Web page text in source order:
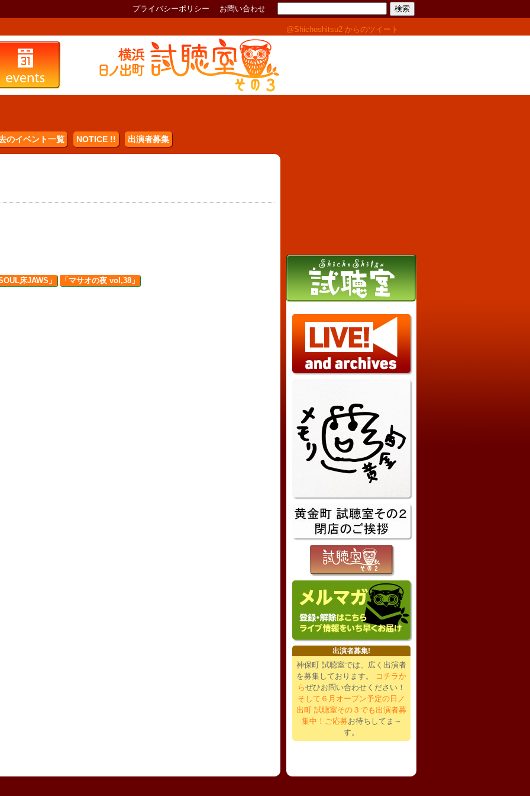
のイベント一覧 NOTICE !! 出演者募集
床JAWS」 「マサオの夜 vol,38」
出演者募集!
神保町 試聴室では、広く出演者
を募集しております。
コチラか
らぜひお問い合わせください！
そして６月オープン予定の日ノ
出町 試聴室その３でも出演者募
集中！ご応募お待ちしてま～
す。
@Shichoshitsu2 からのツイート
プライバシーポリシー お問い合わせ